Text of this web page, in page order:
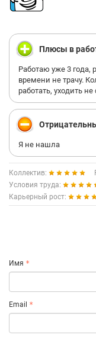
Плюсы в
Работаю уже 3 года,
времени не трачу.
работать, уходить
Я не нашла
Коллектив:
Условия труда:
Карьерный рост:
Имя
Email